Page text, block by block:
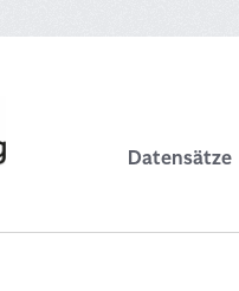
Datensätze